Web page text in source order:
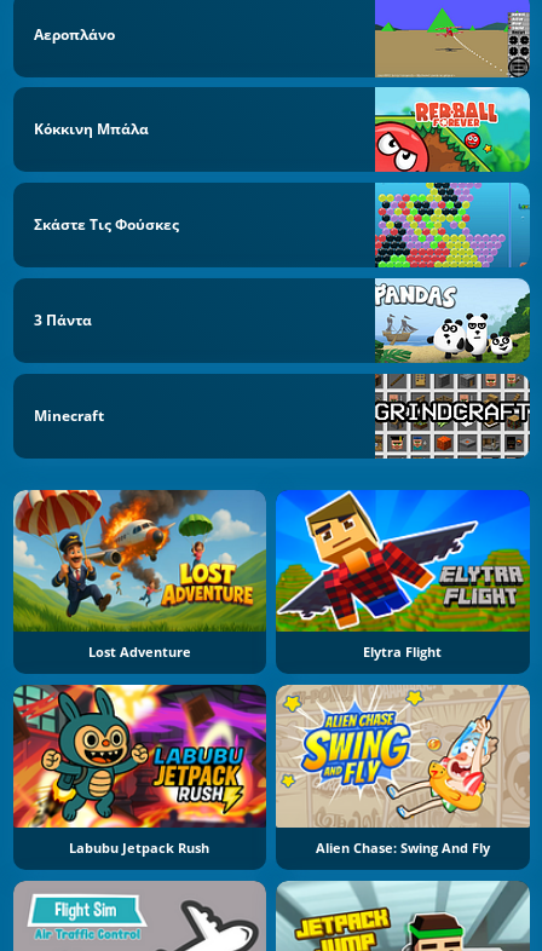
Αεροπλάνο
Κόκκινη Μπάλα
Σκάστε Τις Φούσκες
3 Πάντα
Minecraft
Lost Adventure Elytra Flight
Labubu Jetpack Rush Alien Chase: Swing And Fly